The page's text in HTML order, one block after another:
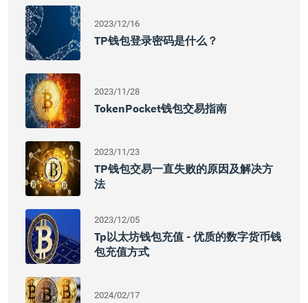
2023/12/16
TP钱包登录密码是什么？
2023/11/28
TokenPocket钱包交易指南
2023/11/23
TP钱包交易一直失败的原因及解决方
法
2023/12/05
Tp以太坊钱包充值 - 优质的数字货币钱
包充值方式
2024/02/17